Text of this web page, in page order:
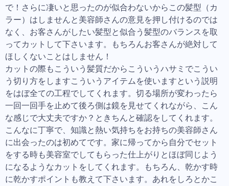
で！さらに凄いと思ったのが似合わないからこの髪型（カ
ラー）はしませんと美容師さんの意見を押し付けるのでは
なく、お客さんがしたい髪型と似合う髪型のバランスを取
ってカットして下さいます。もちろんお客さんが絶対して
ほしくないことはしません！
カットの際もこういう髪質だからこういうハサミでこうい
う切り方をしますこういうアイテムを使いますという説明
をはぼ全ての工程でしてくれます。切る場所が変わったら
一回一回手を止めて後ろ側は鏡を見せてくれながら、こん
な感じで大丈夫ですか？ときちんと確認をしてくれます。
こんなに丁寧で、知識と熱い気持ちをお持ちの美容師さん
に出会ったのは初めてです。家に帰ってから自分でセット
をする時も美容室でしてもらった仕上がりとほぼ同じよう
になるようなカットをしてくれます。もちろん、乾かす時
に乾かすポイントも教えて下さいます。あれをしろとかこ